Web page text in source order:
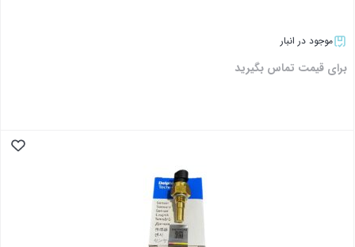
موجود در انبار
برای قیمت تماس بگیرید